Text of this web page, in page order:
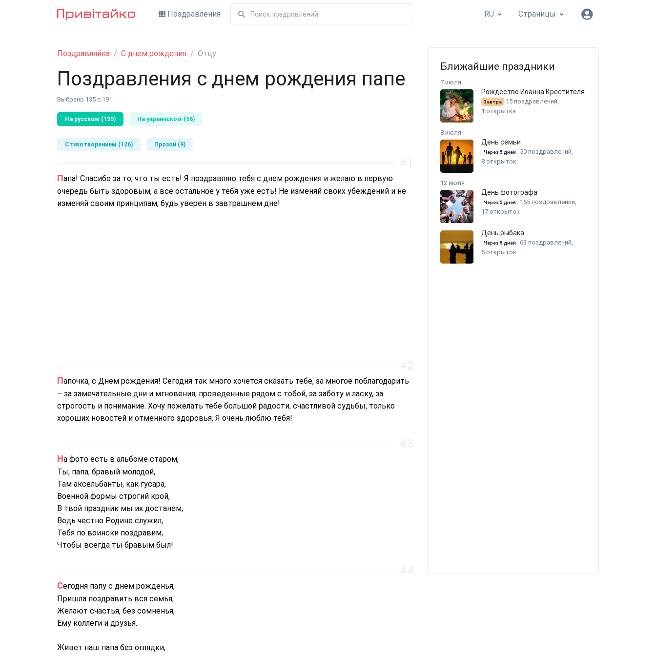
Поздравления RU Страницы
Поздравляйка С днем рождения Отцу
Поздравления с днем рождения папе
Выбрано 135 с 191
На русском (135) На украинском (56)
Стихотворением (126) Прозой (9)
Папа! Спасибо за то, что ты есть! Я поздравляю тебя с днем рождения и желаю в первую
очередь быть здоровым, а все остальное у тебя уже есть! Не изменяй своих убеждений и не
изменяй своим принципам, будь уверен в завтрашнем дне!
#1
Папочка, с Днем рождения! Сегодня так много хочется сказать тебе, за многое поблагодарить
– за замечательные дни и мгновения, проведенные рядом с тобой, за заботу и ласку, за
строгость и понимание. Хочу пожелать тебе большой радости, счастливой судьбы, только
хороших новостей и отменного здоровья. Я очень люблю тебя!
#2
На фото есть в альбоме старом,
Ты, папа, бравый молодой,
Там аксельбанты, как гусара,
Военной формы строгий крой,
В твой праздник мы их достанем,
Ведь честно Родине служил,
Тебя по воински поздравим,
Чтобы всегда ты бравым был!
#3
Сегодня папу с днем рожденья,
Пришла поздравить вся семья,
Желают счастья, без сомненья,
Ему коллеги и друзья.
Живет наш папа без оглядки,
#4
Ближайшие праздники
7 июля
Рождество Иоанна Крестителя
Завтра 15 поздравлений,
1 открытка
8 июля
День семьи
Через 5 дней
50 поздравлений,
8 открыток
12 июля
День фотографа
Через 5 дней
165 поздравлений,
17 открыток
День рыбака
Через 5 дней
63 поздравлений,
6 открыток